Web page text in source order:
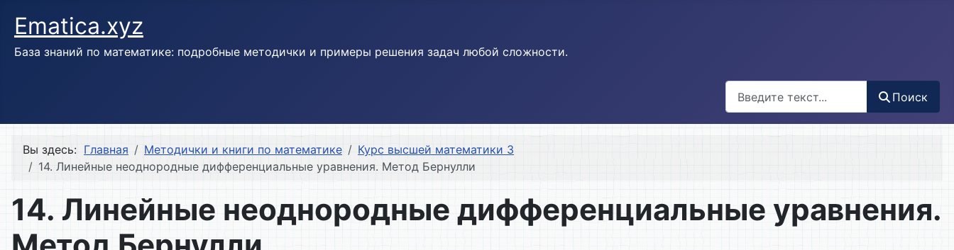
Ematica.xyz
База знаний по математике: подробные методички и примеры решения задач любой сложности.
Поиск
Вы здесь: Главная Методички и книги по математике
Курс высшей математики 3
14. Линейные неоднородные дифференциальные уравнения. Метод Бернулли
14. Линейные неоднородные дифференциальные уравнения.